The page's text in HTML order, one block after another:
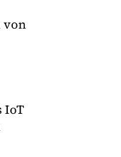
von
IoT